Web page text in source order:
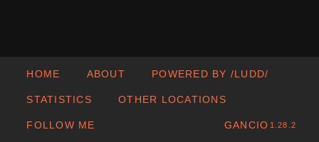
HOME ABOUT POWERED BY /LUDD/
STATISTICS OTHER LOCATIONS
FOLLOW ME GANCIO 1.28.2